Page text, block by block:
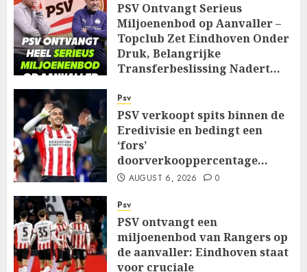
PSV Ontvangt Serieus
Miljoenenbod op Aanvaller –
Topclub Zet Eindhoven Onder
Druk, Belangrijke
Transferbeslissing Nadert…
Psv
PSV verkoopt spits binnen de
Eredivisie en bedingt een
‘fors’
doorverkooppercentage…
AUGUST 6, 2026 0
Psv
PSV ontvangt een
miljoenenbod van Rangers op
de aanvaller: Eindhoven staat
voor cruciale